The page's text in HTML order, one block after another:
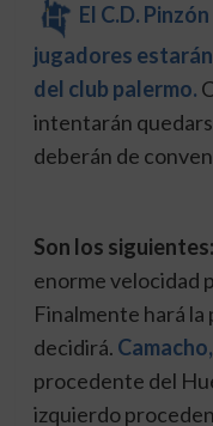
El C.D.
jugadores
del club palermo.
intentarán
deberán de
Son los siguientes:
enorme velocidad
Finalmente hará
decidirá. Camacho,
procedente del
izquierdo